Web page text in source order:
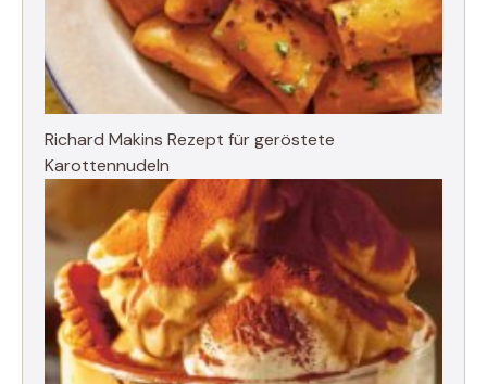
Richard Makins Rezept für geröstete
Karottennudeln